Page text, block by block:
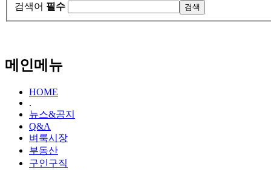
검색어 필수
메인메뉴
HOME
.
뉴스&공지
Q&A
벼룩시장
부동산
구인구직